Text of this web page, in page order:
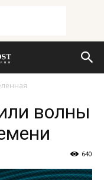
волны
640